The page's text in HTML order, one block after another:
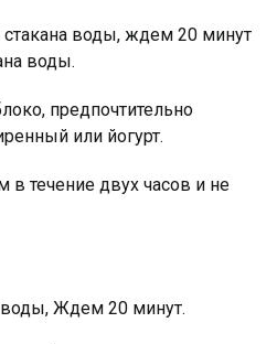
воды, ждем 20 минут
воды.
предпочтительно
или йогурт.
в течение двух часов и не
Ждем 20 минут.